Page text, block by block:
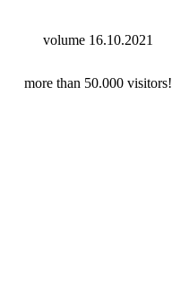
volume 16.10.2021
more than 50.000 visitors!